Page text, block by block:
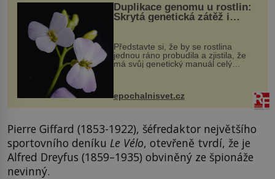
Duplikace genomu u rostlin:
Skrytá genetická zátěž i
Představte si, že by se rostlina
jednou ráno probudila a zjistila, že
má svůj genetický manuál celý
vstupenka...
epochalnisvet.cz
Pierre Giffard (1853-1922), šéfredaktor největšího
sportovního deníku Le Vélo, otevřeně tvrdí, že je
Alfred Dreyfus (1859–1935) obviněný ze špionáže
nevinný.